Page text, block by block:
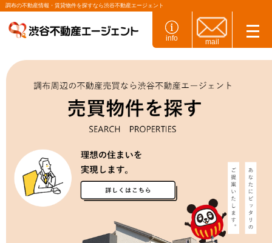
調布の不動産情報・賃貸物件を探すなら渋谷不動産エージェント
info mail